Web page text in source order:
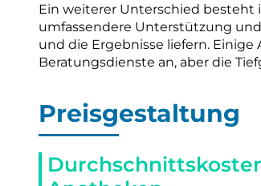
Ein weiterer Unterschied besteht
umfassendere Unterstützung
und die Ergebnisse liefern.
Beratungsdienste an, aber die
Preisgestaltung